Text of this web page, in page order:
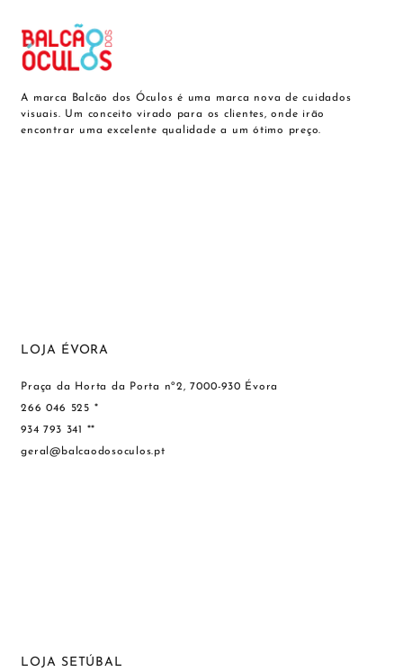
A marca Balcão dos Óculos é uma marca nova de cuidados
visuais. Um conceito virado para os clientes, onde irão
encontrar uma excelente qualidade a um ótimo preço.
LOJA ÉVORA
Praça da Horta da Porta nº2, 7000-930 Évora
266 046 525 *
934 793 341 **
geral@balcaodosoculos.pt
LOJA SETÚBAL